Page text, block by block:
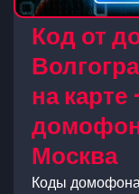
Код от
на
Москва
Коды